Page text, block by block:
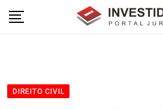
DIREITO CIVIL